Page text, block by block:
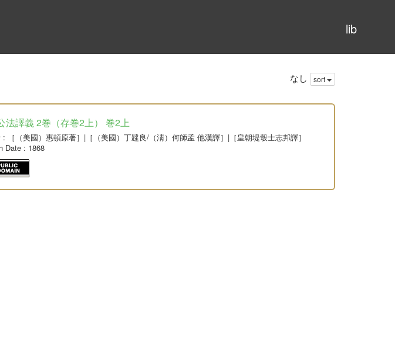
lib
なし sort
法譯義 2巻（存巻2上） 巻2上
: ［（美國）惠頓原著］|［（美國）丁韙良/（淸）何師孟 他漢譯］|［皇朝堤彀士志邦譯］
Date: 1868